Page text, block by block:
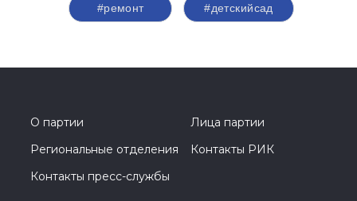
#ремонт #детскийсад
О партии
Лица партии
Региональные отделения
Контакты РИК
Контакты пресс-службы